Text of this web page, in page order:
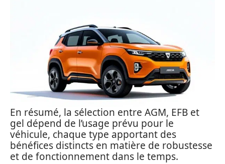
En résumé, la sélection entre AGM, EFB et
gel dépend de l’usage prévu pour le
véhicule, chaque type apportant des
bénéfices distincts en matière de robustesse
et de fonctionnement dans le temps.